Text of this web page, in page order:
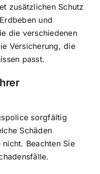
zusätzlichen Schutz
und
die verschiedenen
Versicherung, die
passt.
sorgfältig
Schäden
Beachten Sie